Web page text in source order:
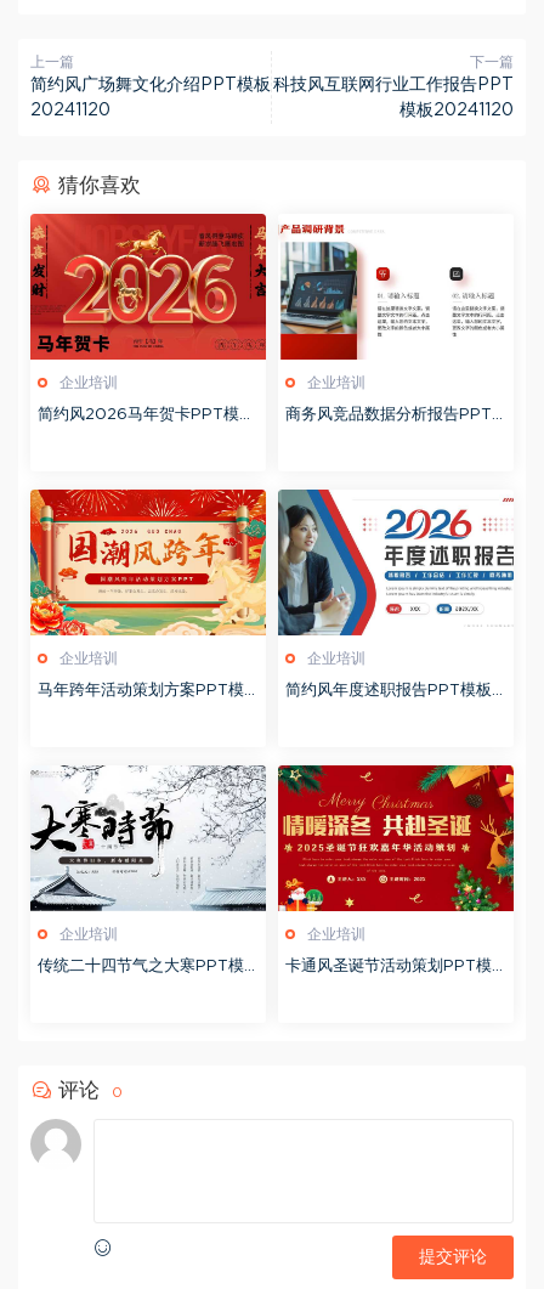
上一篇
简约风广场舞文化介绍PPT模板
20241120
下一篇
科技风互联网行业工作报告PPT
模板20241120
猜你喜欢
企业培训
简约风2026马年贺卡PPT模板
企业培训
商务风竞品数据分析报告PPT
企业培训
马年跨年活动策划方案PPT模
企业培训
简约风年度述职报告PPT模板2
企业培训
传统二十四节气之大寒PPT模
企业培训
卡通风圣诞节活动策划PPT模
评论 0
提交评论